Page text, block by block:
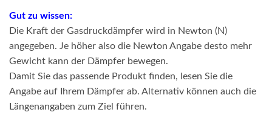
Gut zu wissen:
Die Kraft der Gasdruckdämpfer wird in Newton (N)
angegeben. Je höher also die Newton Angabe desto mehr
Gewicht kann der Dämpfer bewegen.
Damit Sie das passende Produkt finden, lesen Sie die
Angabe auf Ihrem Dämpfer ab. Alternativ können auch die
Längenangaben zum Ziel führen.